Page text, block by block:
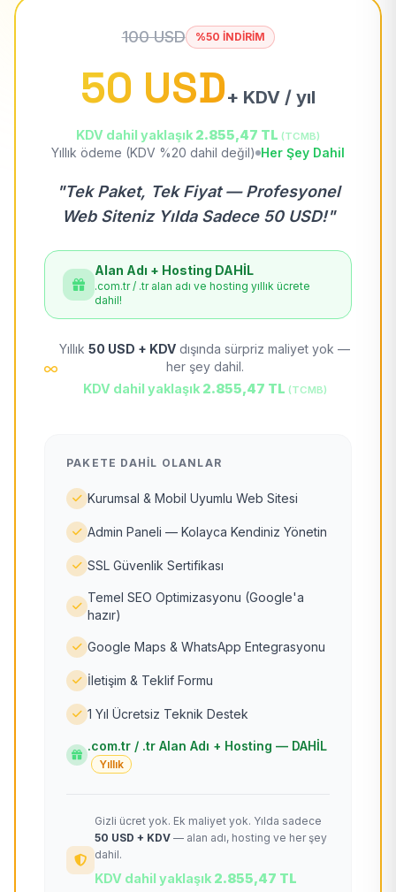
100 USD %50 İNDİRİM
50 USD+ KDV / yıl
KDV dahil yaklaşık 2.855,47 TL (TCMB)
Yıllık ödeme (KDV %20 dahil değil) Her Şey Dahil
"Tek Paket, Tek Fiyat — Profesyonel
Web Siteniz Yılda Sadece 50 USD!"
Alan Adı + Hosting DAHİL
.com.tr / .tr alan adı ve hosting yıllık ücrete
dahil!
Yıllık 50 USD + KDV dışında sürpriz maliyet yok —
her şey dahil.
KDV dahil yaklaşık 2.855,47 TL (TCMB)
PAKETE DAHIL OLANLAR
Kurumsal & Mobil Uyumlu Web Sitesi
Admin Paneli — Kolayca Kendiniz Yönetin
SSL Güvenlik Sertifikası
Temel SEO Optimizasyonu (Google'a
hazır)
Google Maps & WhatsApp Entegrasyonu
İletişim & Teklif Formu
1 Yıl Ücretsiz Teknik Destek
.com.tr / .tr Alan Adı + Hosting — DAHİL
Yıllık
Gizli ücret yok. Ek maliyet yok. Yılda sadece
50 USD + KDV — alan adı, hosting ve her şey
dahil.
KDV dahil yaklaşık 2.855,47 TL